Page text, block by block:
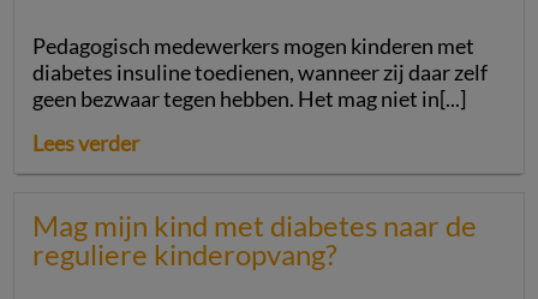
Pedagogisch medewerkers mogen kinderen met
diabetes insuline toedienen, wanneer zij daar zelf
geen bezwaar tegen hebben. Het mag niet in[...]
Lees verder
Mag mijn kind met diabetes naar de
reguliere kinderopvang?